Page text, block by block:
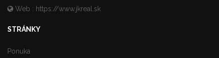
Web : https://www.jkreal.sk
STRÁNKY
Ponuka